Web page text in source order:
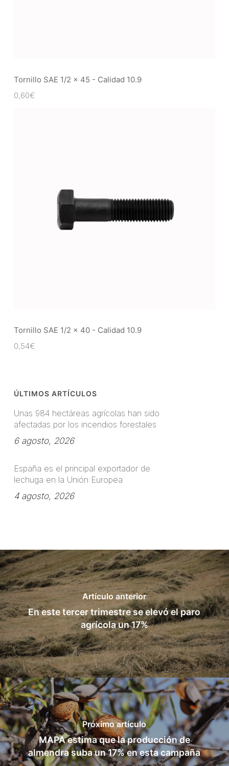
Tornillo SAE 1/2 x 45 - Calidad 10.9
0,60€
Tornillo SAE 1/2 x 40 - Calidad 10.9
0,54€
ÚLTIMOS ARTÍCULOS
Unas 984 hectáreas agrícolas han sido
afectadas por los incendios forestales
6 agosto, 2026
España es el principal exportador de
lechuga en la Unión Europea
4 agosto, 2026
Artículo anterior
En este tercer trimestre se elevó el paro
agrícola un 17%
Próximo artículo
MAPA estima que la producción de
almendra suba un 17% en esta campaña